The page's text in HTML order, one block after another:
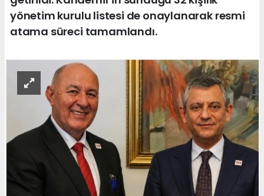
yönetim kurulu listesi de onaylanarak resmi
atama süreci tamamlandı.